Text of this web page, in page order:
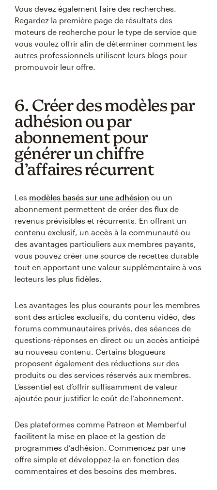
Vous devez également faire des recherches.
Regardez la première page de résultats des
moteurs de recherche pour le type de service que
vous voulez offrir afin de déterminer comment les
autres professionnels utilisent leurs blogs pour
promouvoir leur offre.
6. Créer des modèles par
adhésion ou par
abonnement pour
générer un chiffre
d’affaires récurrent
Les modèles basés sur une adhésion ou un
abonnement permettent de créer des flux de
revenus prévisibles et récurrents. En offrant un
contenu exclusif, un accès à la communauté ou
des avantages particuliers aux membres payants,
vous pouvez créer une source de recettes durable
tout en apportant une valeur supplémentaire à vos
lecteurs les plus fidèles.
Les avantages les plus courants pour les membres
sont des articles exclusifs, du contenu vidéo, des
forums communautaires privés, des séances de
questions-réponses en direct ou un accès anticipé
au nouveau contenu. Certains blogueurs
proposent également des réductions sur des
produits ou des services réservés aux membres.
L’essentiel est d’offrir suffisamment de valeur
ajoutée pour justifier le coût de l’abonnement.
Des plateformes comme Patreon et Memberful
facilitent la mise en place et la gestion de
programmes d’adhésion. Commencez par une
offre simple et développez-la en fonction des
commentaires et des besoins des membres.